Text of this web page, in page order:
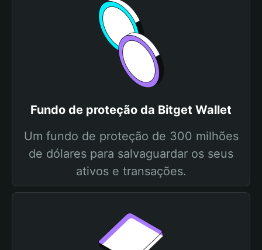
Fundo de proteção da Bitget Wallet
Um fundo de proteção de 300 milhões
de dólares para salvaguardar os seus
ativos e transações.